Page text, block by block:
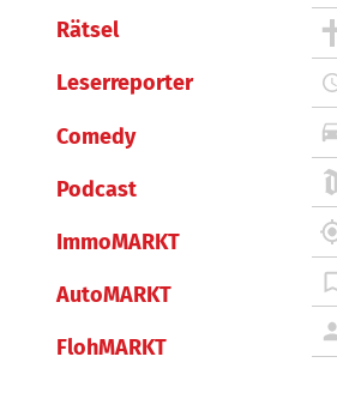
Rätsel
Leserreporter
Comedy
Podcast
ImmoMARKT
AutoMARKT
FlohMARKT